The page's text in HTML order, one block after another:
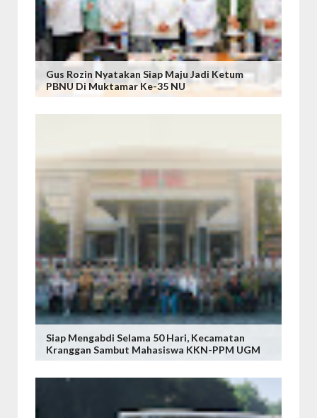
Gus Rozin Nyatakan Siap Maju Jadi Ketum
PBNU Di Muktamar Ke-35 NU
Siap Mengabdi Selama 50 Hari, Kecamatan
Kranggan Sambut Mahasiswa KKN-PPM UGM